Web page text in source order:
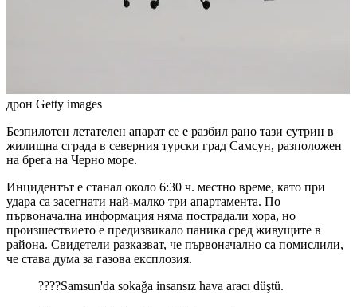
дрон Getty images
Безпилотен летателен апарат се е разбил рано тази сутрин в
жилищна сграда в северния турски град Самсун, разположен
на брега на Черно море.
Инцидентът е станал около 6:30 ч. местно време, като при
удара са засегнати най-малко три апартамента. По
първоначална информация няма пострадали хора, но
произшествието е предизвикало паника сред живущите в
района. Свидетели разказват, че първоначално са помислили,
че става дума за газова експлозия.
????Samsun'da sokağa insansız hava aracı düştü.